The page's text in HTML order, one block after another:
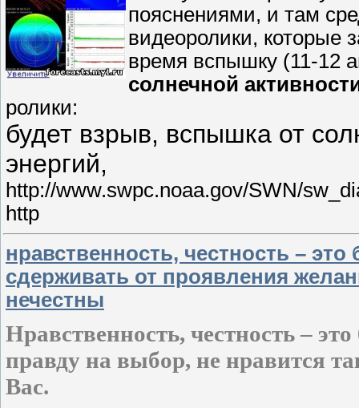
пояснениями, и там
видеоролики, которые
время вспышку (11-12
солнечной
ролики:
будет взрыв, вспышка от
энергий,
http://www.swpc.noaa.gov/SWN/
http
нравственность, честность –
сдерживать от проявления
нечестны
Нравственность, честность –
правду на выбор, не нравится
Вас.